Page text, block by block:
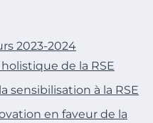
2023-2024
de la RSE
sensibilisation à la RSE
en faveur de la